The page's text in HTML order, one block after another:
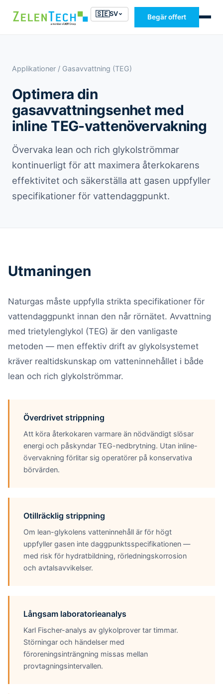
🇸🇪SV Begär offert
Applikationer / Gasavvattning (TEG)
Optimera din
gasavvattningsenhet med
inline TEG-vattenövervakning
Övervaka lean och rich glykolströmmar
kontinuerligt för att maximera återkokarens
effektivitet och säkerställa att gasen uppfyller
specifikationer för vattendaggpunkt.
Utmaningen
Naturgas måste uppfylla strikta specifikationer för
vattendaggpunkt innan den når rörnätet. Avvattning
med trietylenglykol (TEG) är den vanligaste
metoden — men effektiv drift av glykolsystemet
kräver realtidskunskap om vatteninnehållet i både
lean och rich glykolströmmar.
Överdrivet strippning
Att köra återkokaren varmare än nödvändigt slösar
energi och påskyndar TEG-nedbrytning. Utan inline-
övervakning förlitar sig operatörer på konservativa
börvärden.
Otillräcklig strippning
Om lean-glykolens vatteninnehåll är för högt
uppfyller gasen inte daggpunktsspecifikationen —
med risk för hydratbildning, rörledningskorrosion
och avtalsavvikelser.
Långsam laboratorieanalys
Karl Fischer-analys av glykolprover tar timmar.
Störningar och händelser med
föroreningsinträngning missas mellan
provtagningsintervallen.